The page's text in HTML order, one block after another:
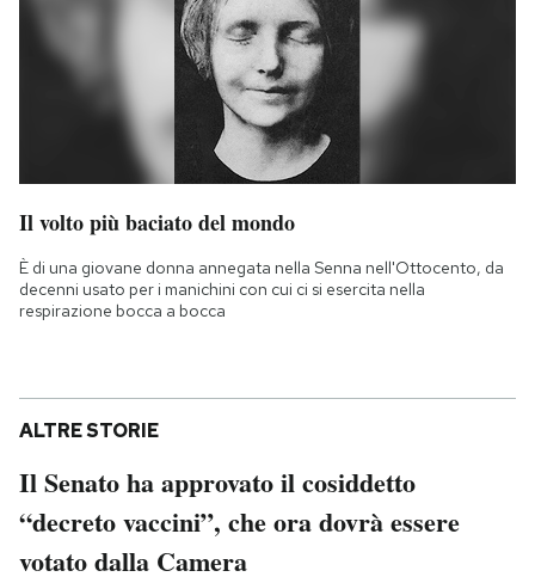
Il volto più baciato del mondo
È di una giovane donna annegata nella Senna nell'Ottocento, da
decenni usato per i manichini con cui ci si esercita nella
respirazione bocca a bocca
ALTRE STORIE
Il Senato ha approvato il cosiddetto
“decreto vaccini”, che ora dovrà essere
votato dalla Camera